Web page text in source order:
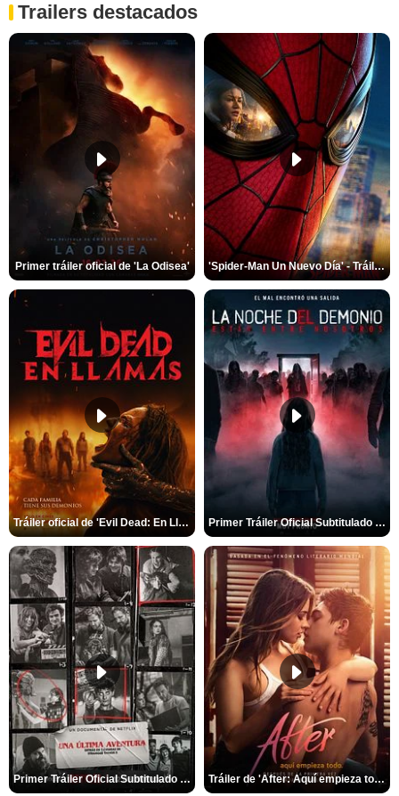
Trailers destacados
Primer tráiler oficial de 'La Odisea' 'Spider-Man Un Nuevo Día' - Tráiler oficial subtitulado
Tráiler oficial de 'Evil Dead: En Llamas' Primer Tráiler Oficial Subtitulado de 'La Noche Del Demonio: Están Entre Nosotros'
Primer Tráiler Oficial Subtitulado de 'Una última aventura: Detrás de cámaras de Stranger Things 5' Tráiler de 'After: Aquí empieza todo'